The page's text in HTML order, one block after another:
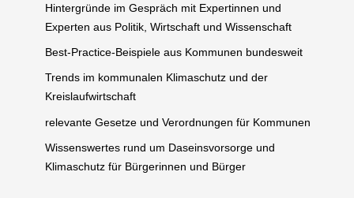
Hintergründe im Gespräch mit Expertinnen und
Experten aus Politik, Wirtschaft und Wissenschaft
Best-Practice-Beispiele aus Kommunen bundesweit
Trends im kommunalen Klimaschutz und der
Kreislaufwirtschaft
relevante Gesetze und Verordnungen für Kommunen
Wissenswertes rund um Daseinsvorsorge und
Klimaschutz für Bürgerinnen und Bürger